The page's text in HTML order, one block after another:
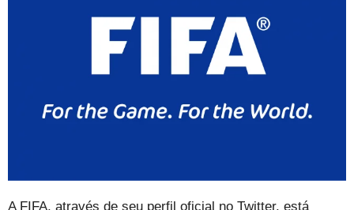
A FIFA, através de seu perfil oficial no Twitter, está